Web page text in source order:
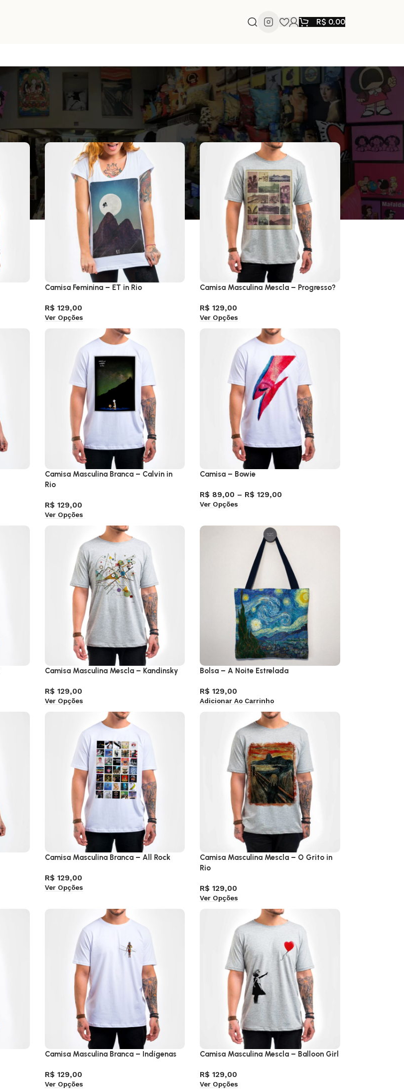
R$ 0,00
Camisa Feminina – ET in Rio
R$ 129,00
Ver Opções
Camisa Masculina Mescla – Progresso?
R$ 129,00
Ver Opções
Camisa Masculina Branca – Calvin in
Rio
R$ 129,00
Ver Opções
Camisa – Bowie
R$ 89,00 – R$ 129,00
Ver Opções
Camisa Masculina Mescla – Kandinsky
R$ 129,00
Ver Opções
Bolsa – A Noite Estrelada
R$ 129,00
Adicionar Ao Carrinho
Camisa Masculina Branca – All Rock
R$ 129,00
Ver Opções
Camisa Masculina Mescla – O Grito in
Rio
R$ 129,00
Ver Opções
Camisa Masculina Branca – Indígenas
R$ 129,00
Ver Opções
Camisa Masculina Mescla – Balloon Girl
R$ 129,00
Ver Opções